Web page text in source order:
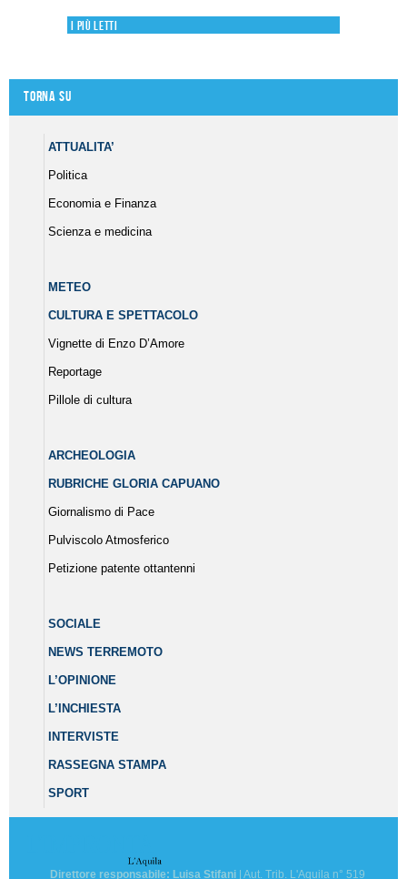
I più letti
Torna su
ATTUALITA’
Politica
Economia e Finanza
Scienza e medicina
METEO
CULTURA E SPETTACOLO
Vignette di Enzo D’Amore
Reportage
Pillole di cultura
ARCHEOLOGIA
RUBRICHE GLORIA CAPUANO
Giornalismo di Pace
Pulviscolo Atmosferico
Petizione patente ottantenni
SOCIALE
NEWS TERREMOTO
L’OPINIONE
L’INCHIESTA
INTERVISTE
RASSEGNA STAMPA
SPORT
Direttore responsabile: Luisa Stifani | Aut. Trib. L'Aquila n° 519